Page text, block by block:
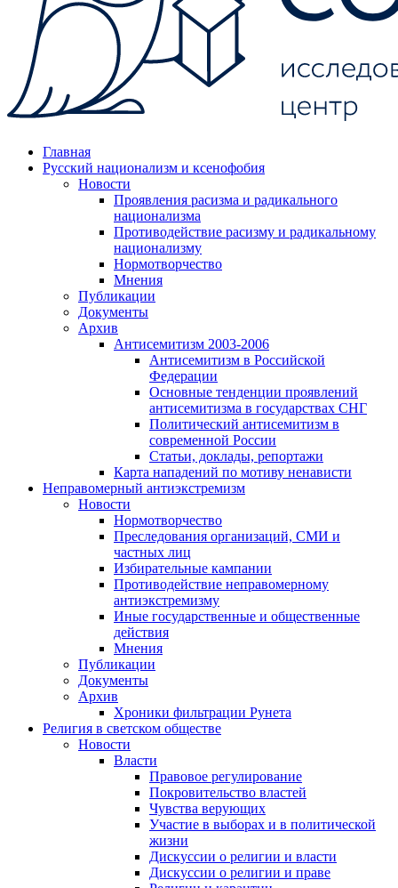
Главная
Русский национализм и ксенофобия
Новости
Проявления расизма и радикального
национализма
Противодействие расизму и радикальному
национализму
Нормотворчество
Мнения
Публикации
Документы
Архив
Антисемитизм 2003-2006
Антисемитизм в Российской
Федерации
Основные тенденции проявлений
антисемитизма в государствах СНГ
Политический антисемитизм в
современной России
Статьи, доклады, репортажи
Карта нападений по мотиву ненависти
Неправомерный антиэкстремизм
Новости
Нормотворчество
Преследования организаций, СМИ и
частных лиц
Избирательные кампании
Противодействие неправомерному
антиэкстремизму
Иные государственные и общественные
действия
Мнения
Публикации
Документы
Архив
Хроники фильтрации Рунета
Религия в светском обществе
Новости
Власти
Правовое регулирование
Покровительство властей
Чувства верующих
Участие в выборах и в политической
жизни
Дискуссии о религии и власти
Дискуссии о религии и праве